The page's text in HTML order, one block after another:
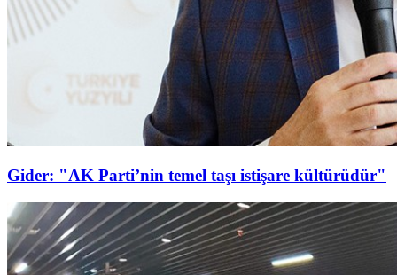
Gider: "AK Parti’nin temel taşı istişare kültürüdür"